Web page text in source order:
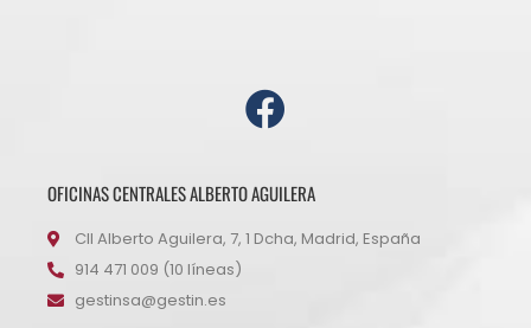
OFICINAS CENTRALES ALBERTO AGUILERA
Cll Alberto Aguilera, 7, 1 Dcha, Madrid, España
914 471 009 (10 líneas)
gestinsa@gestin.es